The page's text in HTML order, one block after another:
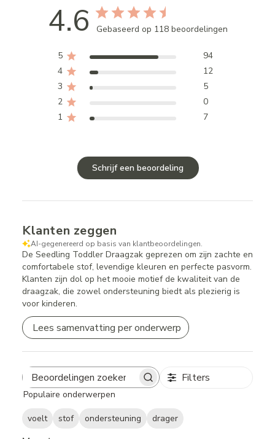
4.6 Gebaseerd op 118 beoordelingen
5
94
4
12
3
5
2
0
1
7
Schrijf een beoordeling
Klanten zeggen
AI-gegenereerd op basis van klantbeoordelingen.
De Seedling Toddler Draagzak geprezen om zijn zachte en
comfortabele stof, levendige kleuren en perfecte pasvorm.
Klanten zijn dol op het mooie motief de kwaliteit van de
draagzak, die zowel ondersteuning biedt als plezierig is
voor kinderen.
Lees samenvatting per onderwerp
Search
reviews
Filters
Populaire onderwerpen
voelt stof ondersteuning drager